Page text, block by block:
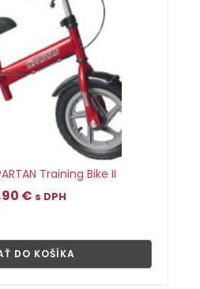
Training Bike II
€ s DPH
DO KOŠÍKA